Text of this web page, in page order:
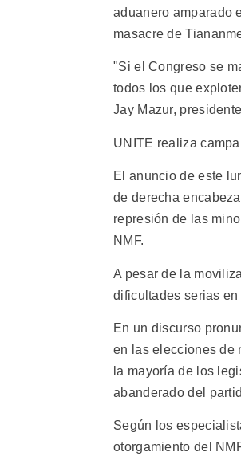
aduanero amparado
masacre de
"Si el Congreso se
todos los que
Jay Mazur,
UNITE realiza
El anuncio de este
de derecha
represión de las
NMF.
A pesar de la
dificultades serias
En un discurso
en las elecciones de
la mayoría de los
abanderado del
Según los
otorgamiento del